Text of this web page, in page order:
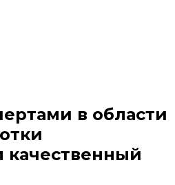
в области
качественный